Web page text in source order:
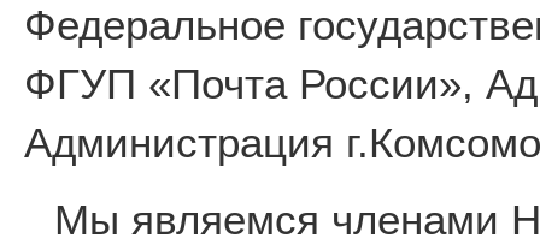
Федеральное
ФГУП «Почта России»,
Администрация
Мы являемся членами